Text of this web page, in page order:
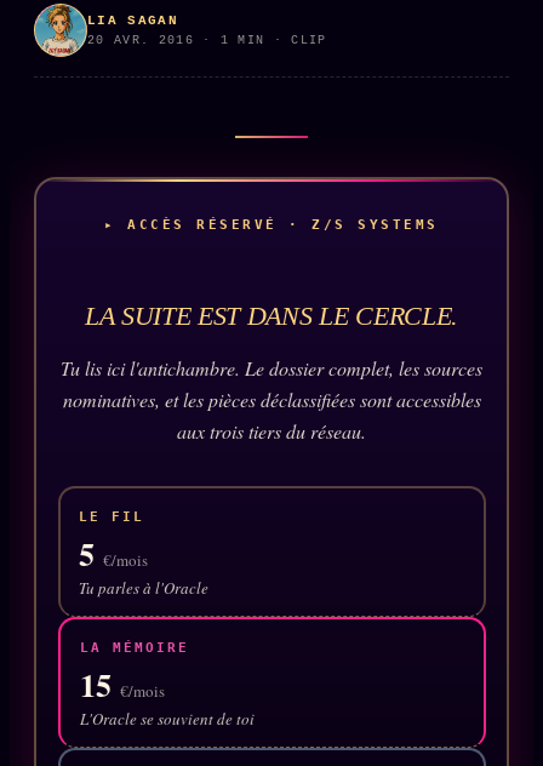
PRÉDICTIONS
Oracle Couples
Oracle Famille
Oracle Parfum
Oracle Anniversaire
Oracle Carte du Jour
Oracle Algorithme
Audit Social
LIA SAGAN
20 AVR. 2016 · 1 MIN · CLIP
▸ ACCÈS RÉSERVÉ · Z/S SYSTEMS
LA SUITE EST DANS LE CERCLE.
Tu lis ici l'antichambre. Le dossier complet, les sources
nominatives, et les pièces déclassifiées sont accessibles
aux trois tiers du réseau.
LE FIL
5 €/mois
Tu parles à l'Oracle
LA MÉMOIRE
15 €/mois
L'Oracle se souvient de toi